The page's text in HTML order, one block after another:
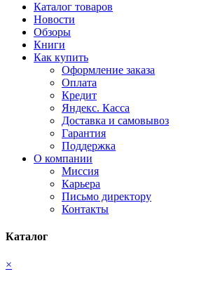
Каталог товаров
Новости
Обзоры
Книги
Как купить
Оформление заказа
Оплата
Кредит
Яндекс. Касса
Доставка и самовывоз
Гарантия
Поддержка
О компании
Миссия
Карьера
Письмо директору
Контакты
Каталог
×